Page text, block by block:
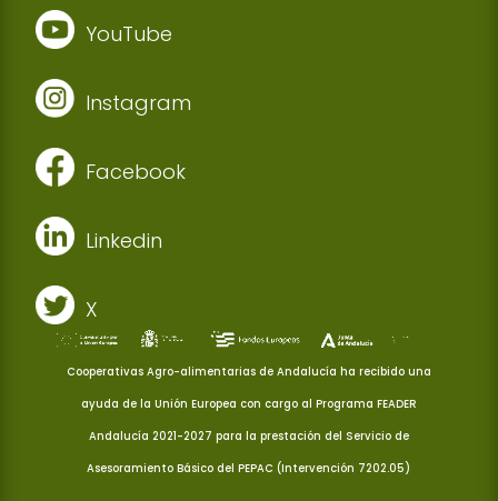
YouTube
Instagram
Facebook
Linkedin
X
Cooperativas Agro-alimentarias de Andalucía ha recibido una
ayuda de la Unión Europea con cargo al Programa FEADER
Andalucía 2021-2027 para la prestación del Servicio de
Asesoramiento Básico del PEPAC (Intervención 7202.05)